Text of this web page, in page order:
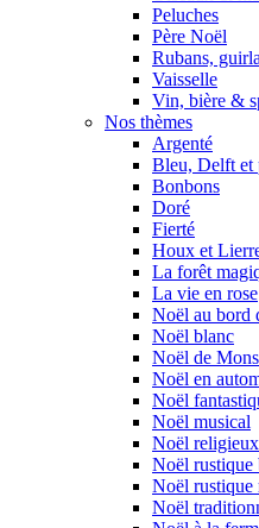
Nos thèmes
Argenté
Bleu, Delft et
Bonbons
Doré
Fierté
Houx et
La forêt
La vie en rose
Noël au bord
Noël blanc
Noël de
Noël en
Noël
Noël musical
Noël
Noël rustique
Noël rustique
Noël
Peluches
Père Noël
Rubans,
Vaisselle
Vin, bière &